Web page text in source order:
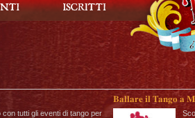
con tutti gli eventi di tango per
Ballare il Tango a